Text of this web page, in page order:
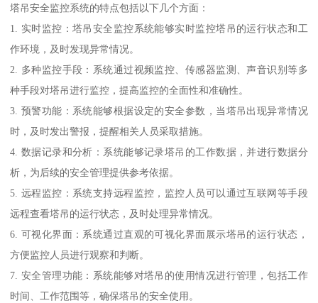
塔吊安全监控系统的特点包括以下几个方面：
1. 实时监控：塔吊安全监控系统能够实时监控塔吊的运行状态和工
作环境，及时发现异常情况。
2. 多种监控手段：系统通过视频监控、传感器监测、声音识别等多
种手段对塔吊进行监控，提高监控的全面性和准确性。
3. 预警功能：系统能够根据设定的安全参数，当塔吊出现异常情况
时，及时发出警报，提醒相关人员采取措施。
4. 数据记录和分析：系统能够记录塔吊的工作数据，并进行数据分
析，为后续的安全管理提供参考依据。
5. 远程监控：系统支持远程监控，监控人员可以通过互联网等手段
远程查看塔吊的运行状态，及时处理异常情况。
6. 可视化界面：系统通过直观的可视化界面展示塔吊的运行状态，
方便监控人员进行观察和判断。
7. 安全管理功能：系统能够对塔吊的使用情况进行管理，包括工作
时间、工作范围等，确保塔吊的安全使用。